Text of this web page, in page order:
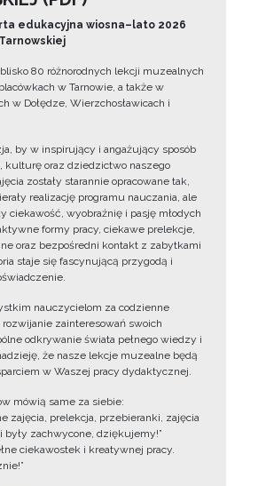
edukacyjna wiosna–lato 2026
80 różnorodnych lekcji muzealnych
w Tarnowie, a także w
w Dołędze, Wierzchosławicach i
by w inspirujący i angażujący sposób
kulturę oraz dziedzictwo naszego
zostały starannie opracowane tak,
realizację programu nauczania, ale
ciekawość, wyobraźnię i pasję młodych
formy pracy, ciekawe prelekcje,
oraz bezpośredni kontakt z zabytkami
staje się fascynującą przygodą i
nauczycielom za codzienne
rozwijanie zainteresowań swoich
odkrywanie świata pełnego wiedzy i
że nasze lekcje muzealne będą
w Waszej pracy dydaktycznej.
mówią same za siebie:
zajęcia, prelekcja, przebieranki, zajęcia
były zachwycone, dziękujemy!”
ciekawostek i kreatywnej pracy.